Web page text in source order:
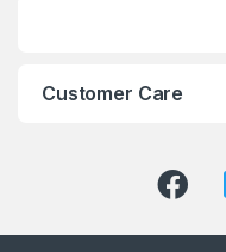
Customer Care